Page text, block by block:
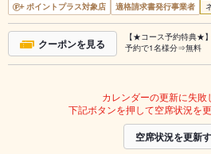
ポイントプラス対象店
適格請求書発行事業者
クーポンを見る
【★コース予約特典★
予約で1名様分⇒無料
カレンダーの更新に失敗
下記ボタンを押して空席状況を
空席状況を更新